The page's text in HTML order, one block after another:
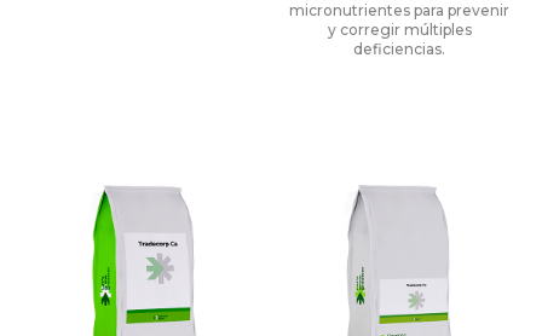
micronutrientes para prevenir
y corregir múltiples
deficiencias.